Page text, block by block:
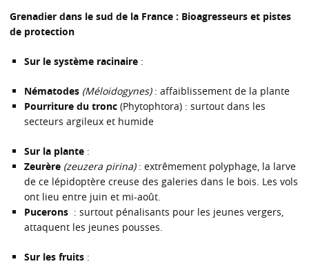
Grenadier dans le sud de la France : Bioagresseurs et pistes
de protection
Sur le système racinaire :
Nématodes (Méloidogynes): affaiblissement de la plante
Pourriture du tronc (Phytophtora) : surtout dans les
secteurs argileux et humide
Sur la plante :
Zeurère (zeuzera pirina): extrêmement polyphage, la larve
de ce lépidoptère creuse des galeries dans le bois. Les vols
ont lieu entre juin et mi-août.
Pucerons : surtout pénalisants pour les jeunes vergers,
attaquent les jeunes pousses.
Sur les fruits :